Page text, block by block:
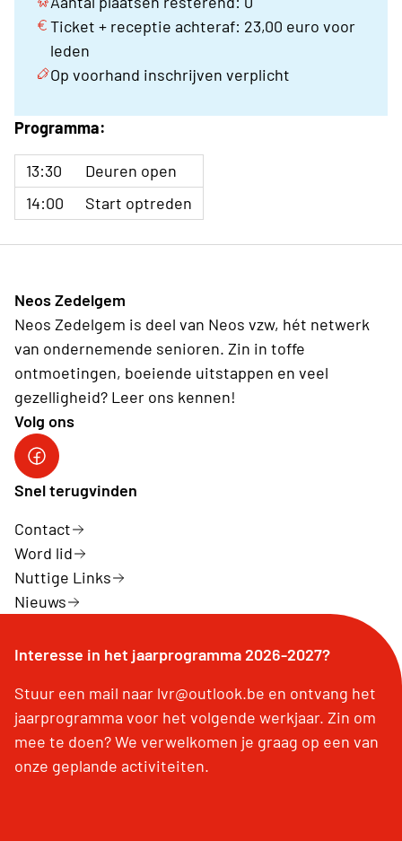
Ticket + receptie achteraf: 23,00 euro voor
leden
Op voorhand inschrijven verplicht
Programma:
13:30
Deuren open
14:00
Start optreden
Neos Zedelgem
Neos Zedelgem is deel van Neos vzw, hét netwerk
van ondernemende senioren. Zin in toffe
ontmoetingen, boeiende uitstappen en veel
gezelligheid? Leer ons kennen!
Volg ons
Snel terugvinden
Contact
Word lid
Nuttige Links
Nieuws
Interesse in het jaarprogramma 2026-2027?
Stuur een mail naar lvr@outlook.be en ontvang het
jaarprogramma voor het volgende werkjaar. Zin om
mee te doen? We verwelkomen je graag op een van
onze geplande activiteiten.